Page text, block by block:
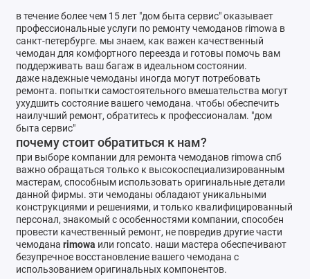
в течение более чем 15 лет "дом быта сервис" оказывает
профессиональные услуги по ремонту чемоданов rimowa в
санкт-петербурге. мы знаем, как важен качественный
чемодан для комфортного переезда и готовы помочь вам
поддерживать ваш багаж в идеальном состоянии.
даже надежные чемоданы иногда могут потребовать
ремонта. попытки самостоятельного вмешательства могут
ухудшить состояние вашего чемодана. чтобы обеспечить
наилучший ремонт, обратитесь к профессионалам. "дом
быта сервис"
почему стоит обратиться к нам?
при выборе компании для ремонта чемоданов rimowa спб
важно обращаться только к высокоспециализированным
мастерам, способным использовать оригинальные детали
данной фирмы. эти чемоданы обладают уникальными
конструкциями и решениями, и только квалифицированный
персонал, знакомый с особенностями компании, способен
провести качественный ремонт, не повредив другие части
чемодана rimowa или roncato. наши мастера обеспечивают
безупречное восстановление вашего чемодана с
использованием оригинальных компонентов.